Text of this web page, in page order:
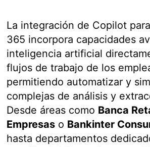
La integración de Copilot
365 incorpora capacidades
inteligencia artificial
flujos de trabajo de los
permitiendo automatizar y
complejas de análisis y
Desde áreas como Banca
Empresas o Bankinter
hasta departamentos